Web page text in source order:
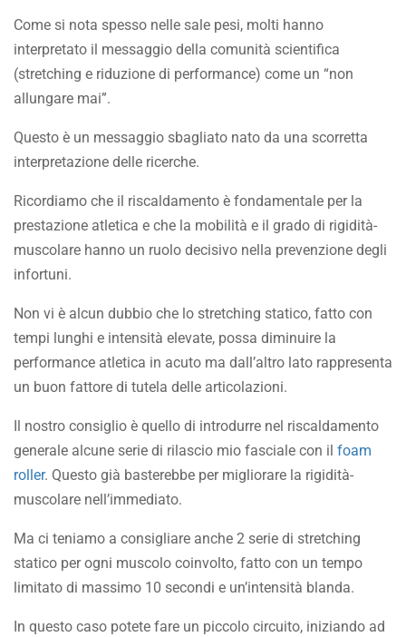
Come si nota spesso nelle sale pesi, molti hanno
interpretato il messaggio della comunità scientifica
(stretching e riduzione di performance) come un “non
allungare mai”.
Questo è un messaggio sbagliato nato da una scorretta
interpretazione delle ricerche.
Ricordiamo che il riscaldamento è fondamentale per la
prestazione atletica e che la mobilità e il grado di rigidità-
muscolare hanno un ruolo decisivo nella prevenzione degli
infortuni.
Non vi è alcun dubbio che lo stretching statico, fatto con
tempi lunghi e intensità elevate, possa diminuire la
performance atletica in acuto ma dall’altro lato rappresenta
un buon fattore di tutela delle articolazioni.
Il nostro consiglio è quello di introdurre nel riscaldamento
generale alcune serie di rilascio mio fasciale con il foam
roller. Questo già basterebbe per migliorare la rigidità-
muscolare nell’immediato.
Ma ci teniamo a consigliare anche 2 serie di stretching
statico per ogni muscolo coinvolto, fatto con un tempo
limitato di massimo 10 secondi e un’intensità blanda.
In questo caso potete fare un piccolo circuito, iniziando ad